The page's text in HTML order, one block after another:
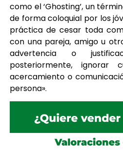
como el ‘Ghosting’, un
de forma coloquial por los
práctica de cesar toda
con una pareja, amigo u
advertencia o
posteriormente, ignorar
acercamiento o
persona».